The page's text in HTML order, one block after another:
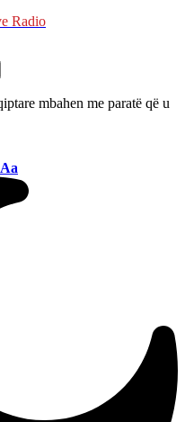
Radio
mbahen me paratë që u
Aa